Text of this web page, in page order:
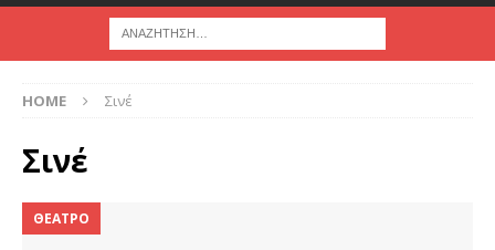
HOME Σινέ
Σινέ
ΘΕΑΤΡΟ